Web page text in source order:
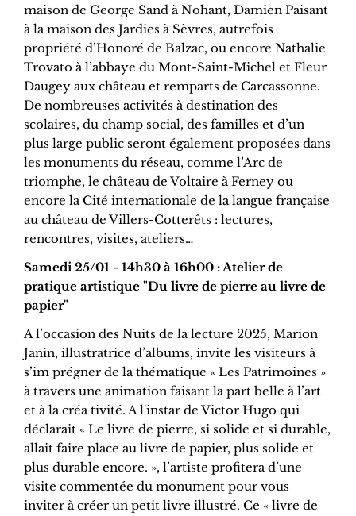
maison de George Sand à Nohant, Damien Paisant
à la maison des Jardies à Sèvres, autrefois
propriété d’Honoré de Balzac, ou encore Nathalie
Trovato à l’abbaye du Mont-Saint-Michel et Fleur
Daugey aux château et remparts de Carcassonne.
De nombreuses activités à destination des
scolaires, du champ social, des familles et d’un
plus large public seront également proposées dans
les monuments du réseau, comme l’Arc de
triomphe, le château de Voltaire à Ferney ou
encore la Cité internationale de la langue française
au château de Villers-Cotterêts : lectures,
rencontres, visites, ateliers…
Samedi 25/01 - 14h30 à 16h00 : Atelier de
pratique artistique "Du livre de pierre au livre de
papier"
A l’occasion des Nuits de la lecture 2025, Marion
Janin, illustratrice d’albums, invite les visiteurs à
s’im prégner de la thématique « Les Patrimoines »
à travers une animation faisant la part belle à l’art
et à la créa tivité. A l'instar de Victor Hugo qui
déclarait « Le livre de pierre, si solide et si durable,
allait faire place au livre de papier, plus solide et
plus durable encore. », l’artiste profitera d’une
visite commentée du monument pour vous
inviter à créer un petit livre illustré. Ce « livre de